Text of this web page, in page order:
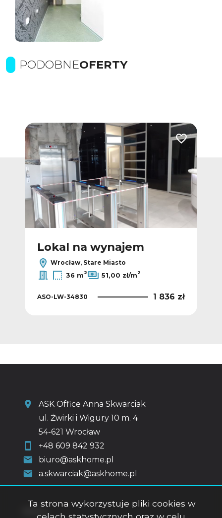
PODOBNEOFERTY
Dodaj do ulubionych Dodaj do
Lokal na wynajem
Wrocław, Stare Miasto
36 m2 51,00 zł/m2
ASO-LW-34830 1 836 zł
ASK Office Anna Skwarciak
ul. Żwirki i Wigury 10 m. 4
54-621 Wrocław
+48 609 842 932
biuro@askhome.pl
a.skwarciak@askhome.pl
Ta strona wykorzystuje pliki cookies w